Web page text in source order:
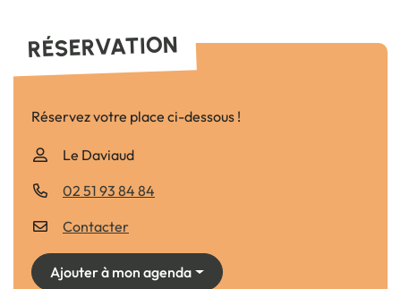
RÉSERVATION
Réservez votre place ci-dessous !
Le Daviaud
02 51 93 84 84
Contacter
Ajouter à mon agenda